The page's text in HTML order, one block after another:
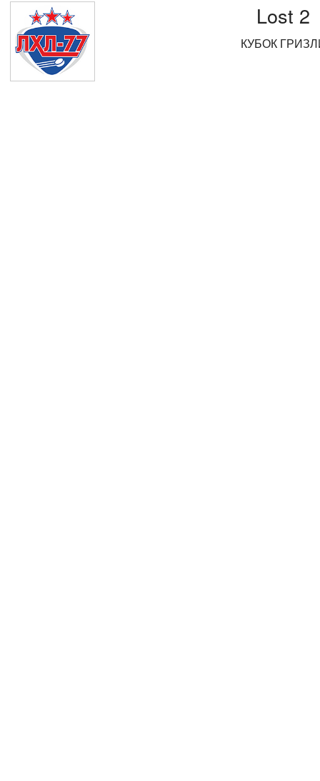
Lost 2
КУБОК